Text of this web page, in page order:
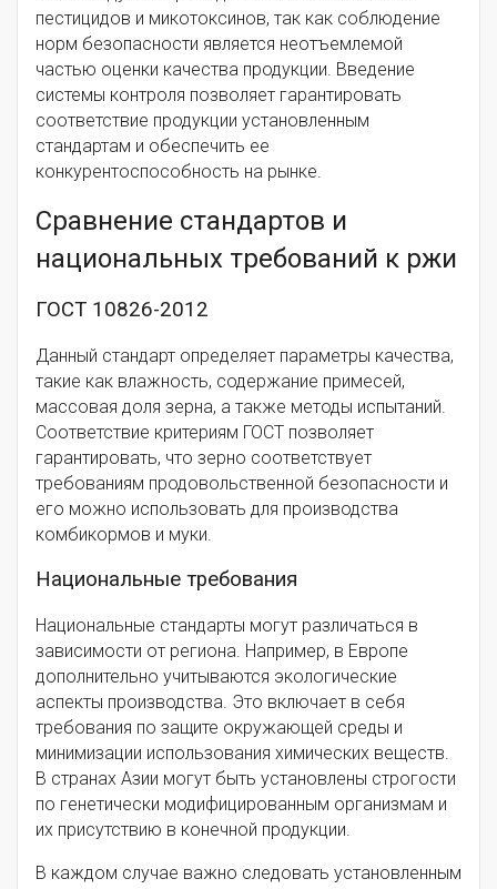
пестицидов и микотоксинов, так как соблюдение
норм безопасности является неотъемлемой
частью оценки качества продукции. Введение
системы контроля позволяет гарантировать
соответствие продукции установленным
стандартам и обеспечить ее
конкурентоспособность на рынке.
Сравнение стандартов и
национальных требований к ржи
ГОСТ 10826-2012
Данный стандарт определяет параметры качества,
такие как влажность, содержание примесей,
массовая доля зерна, а также методы испытаний.
Соответствие критериям ГОСТ позволяет
гарантировать, что зерно соответствует
требованиям продовольственной безопасности и
его можно использовать для производства
комбикормов и муки.
Национальные требования
Национальные стандарты могут различаться в
зависимости от региона. Например, в Европе
дополнительно учитываются экологические
аспекты производства. Это включает в себя
требования по защите окружающей среды и
минимизации использования химических веществ.
В странах Азии могут быть установлены строгости
по генетически модифицированным организмам и
их присутствию в конечной продукции.
В каждом случае важно следовать установленным